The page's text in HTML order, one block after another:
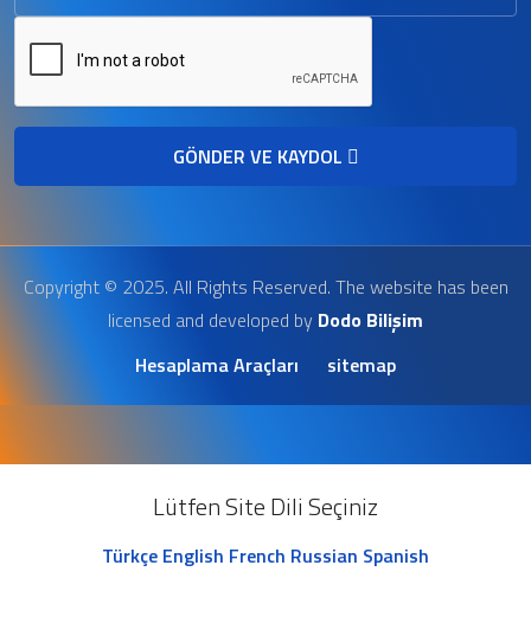
GÖNDER VE KAYDOL
Copyright © 2025. All Rights Reserved. The website has been
licensed and developed by Dodo Bilişim
Hesaplama Araçları
sitemap
Lütfen Site Dili Seçiniz
Türkçe English French Russian Spanish